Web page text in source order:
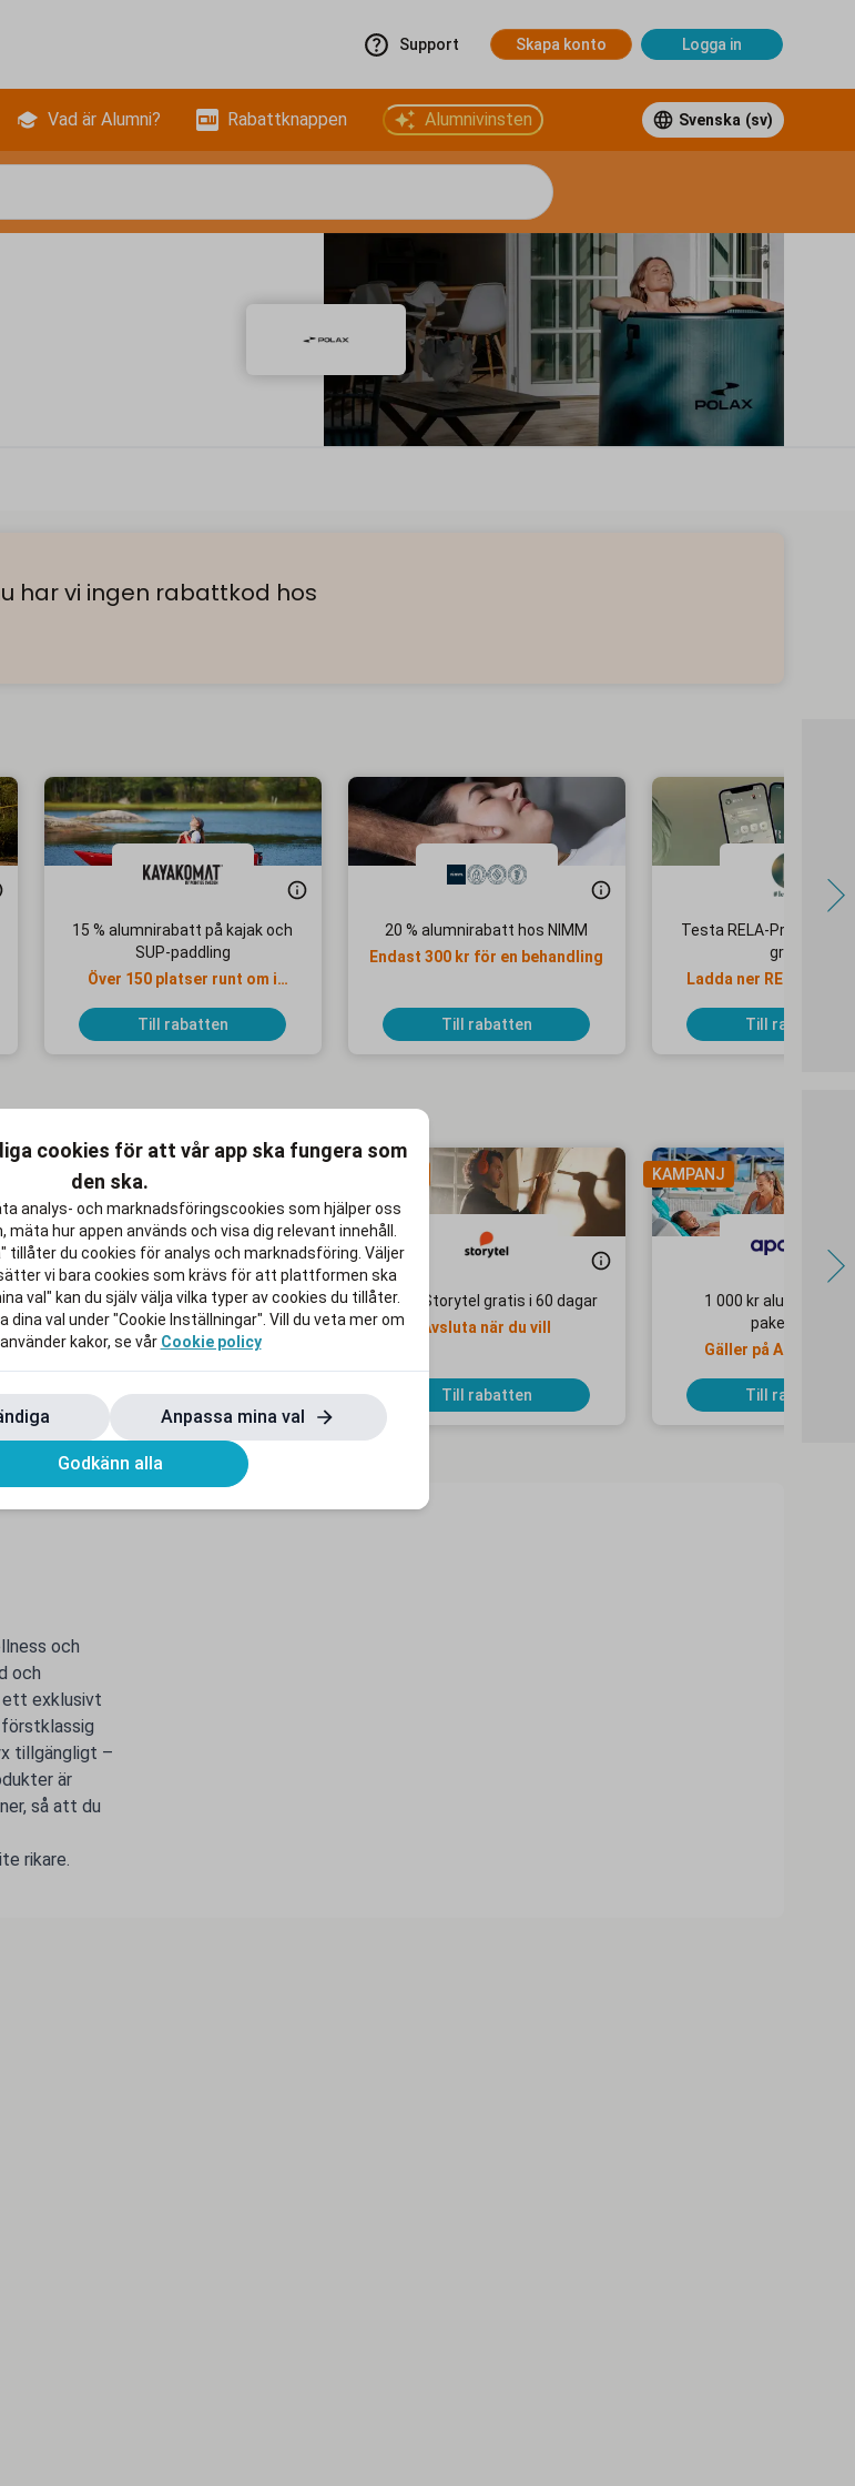
Support Skapa konto Logga in
Vad är Alumni? Rabattknappen Alumnivinsten Svenska (sv)
har vi ingen rabattkod hos
och
och
ett exklusivt
tillgängligt –
är
så att du
rikare.
15 % alumnirabatt på kajak och
SUP-paddling
Över 150 platser runt om i
Till rabatten
20 % alumnirabatt hos NIMM
Endast 300 kr för en behandling
Till rabatten
Testa RELA-Premium 1
gratis
Ladda ner RELA-
Till rabatten
KAMPANJ
Upp till 500 kr rabatt på MacBook
Air och 200 kr på iPad Air
Gäller online och i butik
Till rabatten
Testa Storytel gratis i 60 dagar
Avsluta när du vill
Till rabatten
KAMPANJ
1 000 kr
paketresor
Gäller på Apollo
Till rabatten
cookies för att vår app ska fungera som
den ska.
analys- och marknadsföringscookies som hjälper oss
hur appen används och visa dig relevant innehåll.
tillåter du cookies för analys och marknadsföring. Väljer
vi bara cookies som krävs för att plattformen ska
val" kan du själv välja vilka typer av cookies du tillåter.
dina val under "Cookie Inställningar". Vill du veta mer om
kakor, se vår Cookie policy
Anpassa mina val
Godkänn alla